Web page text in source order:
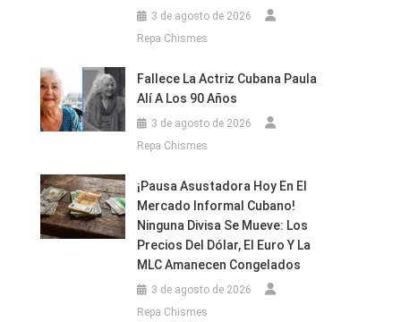
3 de agosto de 2026
Repa Chismes
Fallece La Actriz Cubana Paula
Alí A Los 90 Años
3 de agosto de 2026
Repa Chismes
¡Pausa Asustadora Hoy En El
Mercado Informal Cubano!
Ninguna Divisa Se Mueve: Los
Precios Del Dólar, El Euro Y La
MLC Amanecen Congelados
3 de agosto de 2026
Repa Chismes